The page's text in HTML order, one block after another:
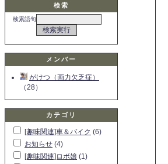
検索
検索語句
メンバー
がけつ（画力欠乏症）
（28）
カテゴリ
[趣味関連]車＆バイク (6)
お知らせ (4)
[趣味関連]ロボ娘 (1)